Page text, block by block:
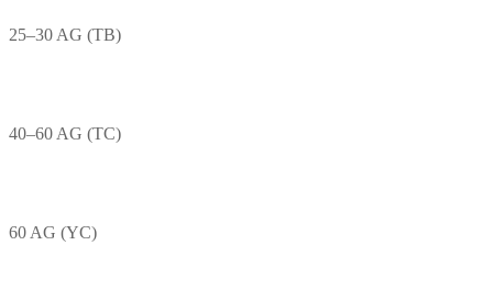
25–30 AG (TB)
40–60 AG (TC)
60 AG (YC)